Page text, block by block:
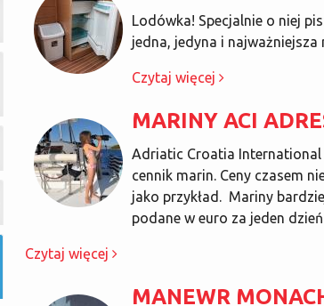
Lodówka! Specjalnie o niej
jedna, jedyna i
Czytaj więcej
MARINY ACI
Adriatic Croatia International
cennik marin. Ceny czasem
jako przykład. Mariny
podane w euro za jeden
Czytaj więcej
MANEWR